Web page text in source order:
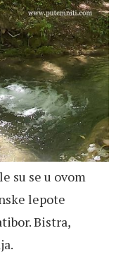
su se u ovom
lepote
Bistra,